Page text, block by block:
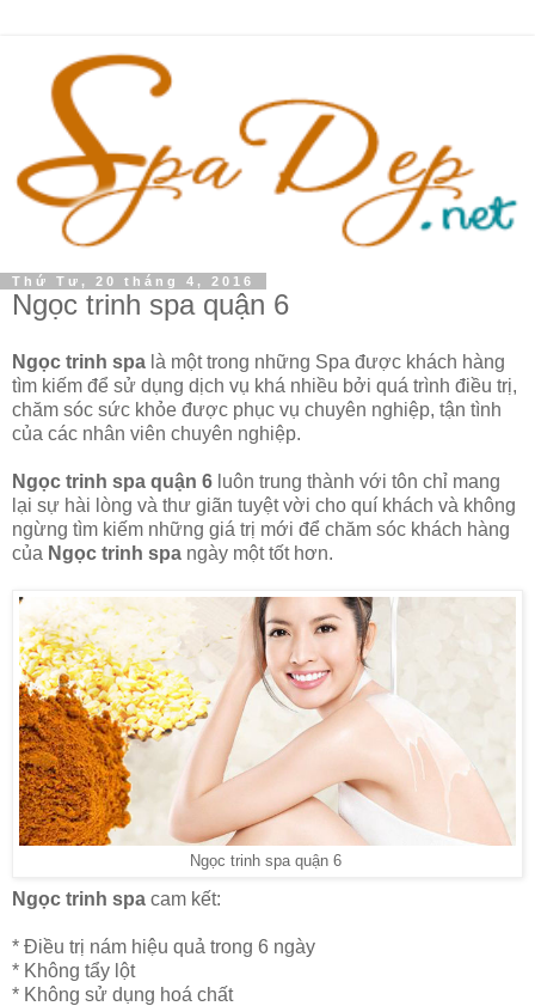
Thứ Tư, 20 tháng 4, 2016
Ngọc trinh spa quận 6
Ngọc trinh spa là một trong những Spa được khách hàng
tìm kiếm để sử dụng dịch vụ khá nhiều bởi quá trình điều trị,
chăm sóc sức khỏe được phục vụ chuyên nghiệp, tận tình
của các nhân viên chuyên nghiệp.
Ngọc trinh spa quận 6 luôn trung thành với tôn chỉ mang
lại sự hài lòng và thư giãn tuyệt vời cho quí khách và không
ngừng tìm kiếm những giá trị mới để chăm sóc khách hàng
của Ngọc trinh spa ngày một tốt hơn.
Ngọc trinh spa quận 6
Ngọc trinh spa cam kết:
* Điều trị nám hiệu quả trong 6 ngày
* Không tẩy lột
* Không sử dụng hoá chất